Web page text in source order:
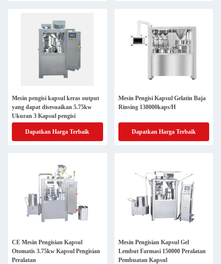
Mesin pengisi kapsul keras output
yang dapat disesuaikan 5.75kw
Ukuran 3 Kapsul pengisi
Dapatkan Harga Terbaik
Mesin Pengisi Kapsul Gelatin Baja
Rinsing 138000kaps/H
Dapatkan Harga Terbaik
CE Mesin Pengisian Kapsul
Otomatis 3.75kw Kapsul Pengisian
Peralatan
Mesin Pengisian Kapsul Gel
Lembut Farmasi 150000 Peralatan
Pembuatan Kapsul